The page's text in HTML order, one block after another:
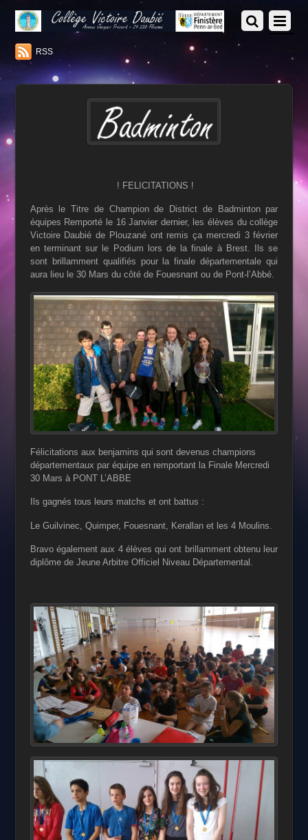
RSS
! FELICITATIONS !
Après le Titre de Champion de District de Badminton par
équipes Remporté le 16 Janvier dernier, les élèves du collège
Victoire Daubié de Plouzané ont remis ça mercredi 3 février
en terminant sur le Podium lors de la finale à Brest. Ils se
sont brillamment qualifiés pour la finale départementale qui
aura lieu le 30 Mars du côté de Fouesnant ou de Pont-l’Abbé.
Félicitations aux benjamins qui sont devenus champions
départementaux par équipe en remportant la Finale Mercredi
30 Mars à PONT L’ABBE
Ils gagnés tous leurs matchs et ont battus :
Le Guilvinec, Quimper, Fouesnant, Kerallan et les 4 Moulins.
Bravo également aux 4 élèves qui ont brillamment obtenu leur
diplôme de Jeune Arbitre Officiel Niveau Départemental.